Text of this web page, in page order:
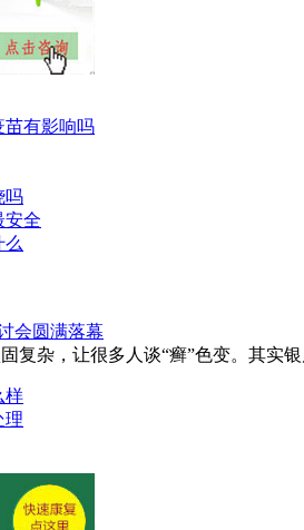
苗有影响吗
吗
安全
么
复杂，让很多人谈“癣”色变。其实银
样
理